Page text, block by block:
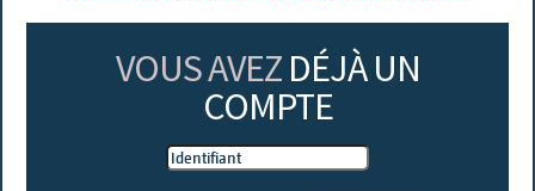
VOUS AVEZ DÉJÀ UN
COMPTE